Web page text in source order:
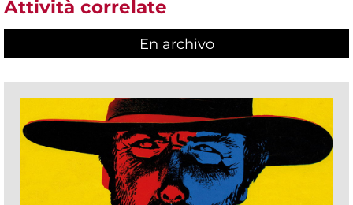
Attività correlate
En archivo